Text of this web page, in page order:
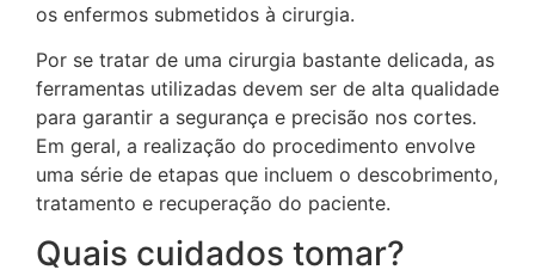
os enfermos submetidos à cirurgia.
Por se tratar de uma cirurgia bastante delicada, as
ferramentas utilizadas devem ser de alta qualidade
para garantir a segurança e precisão nos cortes.
Em geral, a realização do procedimento envolve
uma série de etapas que incluem o descobrimento,
tratamento e recuperação do paciente.
Quais cuidados tomar?